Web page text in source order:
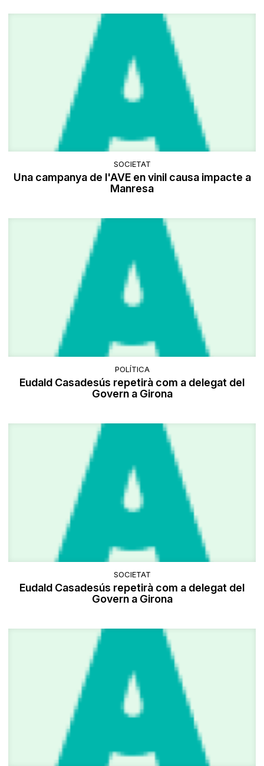
SOCIETAT
Una campanya de l'AVE en vinil causa impacte a
Manresa
POLÍTICA
Eudald Casadesús repetirà com a delegat del
Govern a Girona
SOCIETAT
Eudald Casadesús repetirà com a delegat del
Govern a Girona